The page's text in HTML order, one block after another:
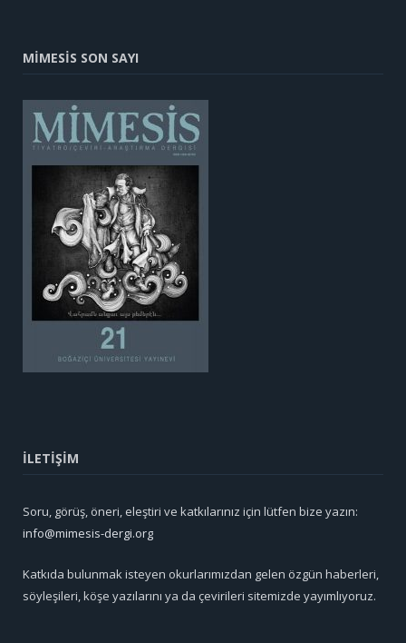
MİMESİS SON SAYI
İLETİŞİM
Soru, görüş, öneri, eleştiri ve katkılarınız için lütfen bize yazın:
info@mimesis-dergi.org
Katkıda bulunmak isteyen okurlarımızdan gelen özgün haberleri,
söyleşileri, köşe yazılarını ya da çevirileri sitemizde yayımlıyoruz.